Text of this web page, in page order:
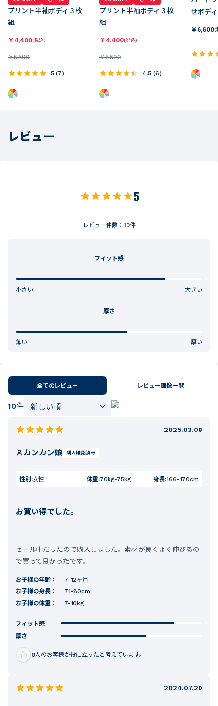
プリント半袖ボディ３枚
組
￥ 4,400(税込)
￥5,500
5 (7)
プリント半袖ボディ３枚
組
￥ 4,400(税込)
￥5,500
4.5 (6)
せボデ
￥ 6,600(
レビュー
5
レビュー件数： 10件
フィット感
小さい 大きい
厚さ
薄い 厚い
全てのレビュー レビュー画像一覧
10件
2025.03.08
カンカン娘 購入確認済み
性別:女性 体重:70kg-75kg 身長:166-170cm
お買い得でした。
セール中だったので購入しました。素材が良くよく伸びるの
で買って良かったです。
お子様の年齢：
7-12ヶ月
お子様の身長：
71-80cm
お子様の体重：
7-10kg
フィット感
厚さ
0人のお客様が役に立ったと考えています。
2024.07.20